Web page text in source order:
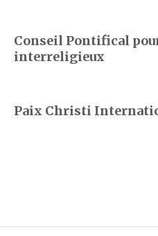
Conseil Pontifical
interreligieux
Paix Christi